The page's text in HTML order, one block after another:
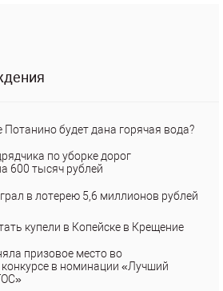
Потанино будет дана горячая вода?
по уборке дорог
600 тысяч рублей
в лотерею 5,6 миллионов рублей
купели в Копейске в Крещение
призовое место во
в номинации «Лучший